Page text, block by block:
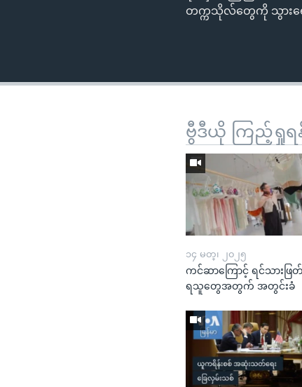
တက္ကသိုလ်တွေကို သွားရေ
ဗွီဒီယို ကြည့်ရှုရ
၁၄ မတ္၊ ၂၀၂၅
ကင်ဆာကြောင့် ရင်သားဖ
ရသူတွေအတွက် အတွင်းခံ